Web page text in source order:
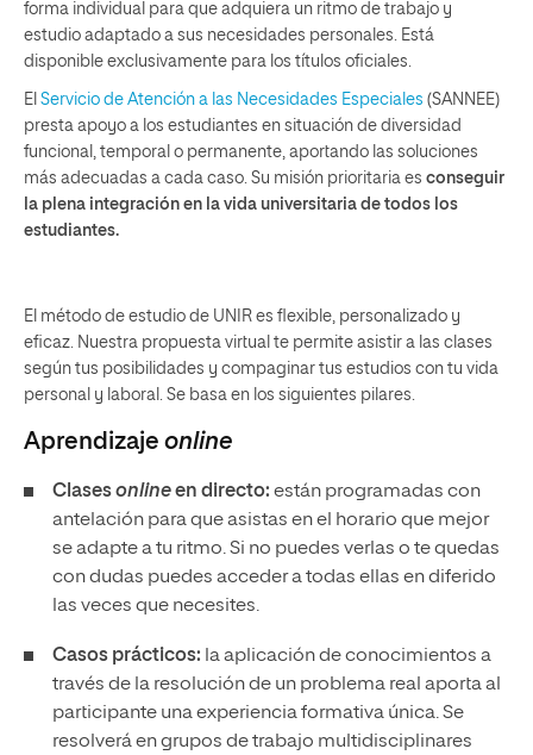
forma individual para que adquiera un ritmo de trabajo y
estudio adaptado a sus necesidades personales. Está
disponible exclusivamente para los títulos oficiales.
El Servicio de Atención a las Necesidades Especiales (SANNEE)
presta apoyo a los estudiantes en situación de diversidad
funcional, temporal o permanente, aportando las soluciones
más adecuadas a cada caso. Su misión prioritaria es conseguir
la plena integración en la vida universitaria de todos los
estudiantes.
El método de estudio de UNIR es flexible, personalizado y
eficaz. Nuestra propuesta virtual te permite asistir a las clases
según tus posibilidades y compaginar tus estudios con tu vida
personal y laboral. Se basa en los siguientes pilares.
Aprendizaje online
Clasesonlineen directo: están programadas con
antelación para que asistas en el horario que mejor
se adapte a tu ritmo. Si no puedes verlas o te quedas
con dudas puedes acceder a todas ellas en diferido
las veces que necesites.
Casos prácticos: la aplicación de conocimientos a
través de la resolución de un problema real aporta al
participante una experiencia formativa única. Se
resolverá en grupos de trabajo multidisciplinares